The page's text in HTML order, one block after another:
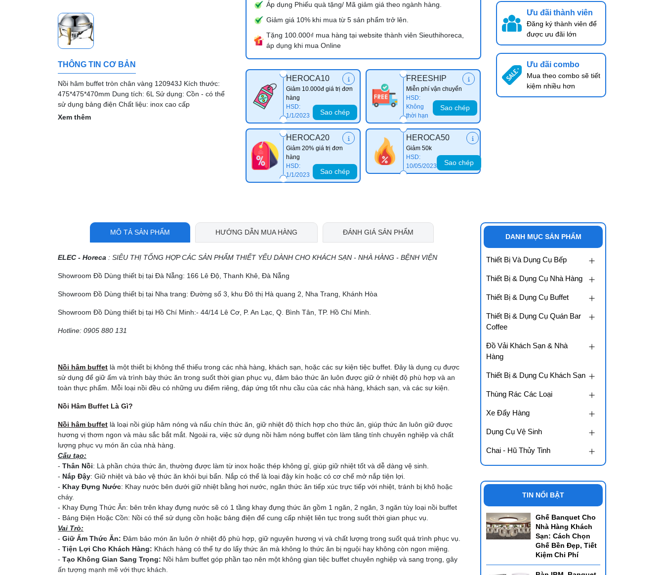
THÔNG TIN CƠ BẢN
Nồi hâm buffet tròn chân vàng 120943J Kích thước:
475*475*470mm Dung tích: 6L Sử dụng: Cồn - có thể
sử dụng bảng điện Chất liệu: inox cao cấp
Xem thêm
Áp dụng Phiếu quà tặng/ Mã giảm giá theo ngành hàng.
Giảm giá 10% khi mua từ 5 sản phẩm trở lên.
Tặng 100.000₫ mua hàng tại website thành viên Sieuthihoreca,
áp dụng khi mua Online
HEROCA10
Giảm 10.000đ giá trị đơn
hàng
HSD:
1/1/2023
Sao chép
FREESHIP
Miễn phí vận chuyển
HSD:
Không
thời hạn
Sao chép
HEROCA20
Giảm 20% giá trị đơn
hàng
HSD:
1/1/2023
Sao chép
HEROCA50
Giảm 50k
HSD:
10/05/2023
Sao chép
Ưu đãi thành viên
Đăng ký thành viên để
được ưu đãi lớn
Ưu đãi combo
Mua theo combo sẽ tiết
kiệm nhiều hơn
MÔ TẢ SẢN PHẨM HƯỚNG DẪN MUA HÀNG ĐÁNH GIÁ SẢN PHẨM
ELEC - Horeca : SIÊU THỊ TỔNG HỢP CÁC SẢN PHẨM THIẾT YẾU DÀNH CHO KHÁCH SẠN - NHÀ HÀNG - BỆNH VIỆN
Showroom Đồ Dùng thiết bị tại Đà Nẵng: 166 Lê Độ, Thanh Khê, Đà Nẵng
Showroom Đồ Dùng thiết bị tại Nha trang: Đường số 3, khu Đô thị Hà quang 2, Nha Trang, Khánh Hòa
Showroom Đồ Dùng thiết bị tại Hồ Chí Minh:- 44/14 Lê Cơ, P. An Lạc, Q. Bình Tân, TP. Hồ Chí Minh.
Hotline: 0905 880 131
Nồi hâm buffet là một thiết bị không thể thiếu trong các nhà hàng, khách sạn, hoặc các sự kiện tiệc buffet. Đây là dụng cụ được
sử dụng để giữ ấm và trình bày thức ăn trong suốt thời gian phục vụ, đảm bảo thức ăn luôn được giữ ở nhiệt độ phù hợp và an
toàn thực phẩm. Mỗi loại nồi đều có những ưu điểm riêng, đáp ứng tốt nhu cầu của các nhà hàng, khách sạn, và các sự kiện.
Nồi Hâm Buffet Là Gì?
Nồi hâm buffet là loại nồi giúp hâm nóng và nấu chín thức ăn, giữ nhiệt độ thích hợp cho thức ăn, giúp thức ăn luôn giữ được
hương vị thơm ngon và màu sắc bắt mắt. Ngoài ra, việc sử dụng nồi hâm nóng buffet còn làm tăng tính chuyên nghiệp và chất
lượng phục vụ món ăn của nhà hàng.
Cấu tạo:
- Thân Nồi: Là phần chứa thức ăn, thường được làm từ inox hoặc thép không gỉ, giúp giữ nhiệt tốt và dễ dàng vệ sinh.
- Nắp Đậy: Giữ nhiệt và bảo vệ thức ăn khỏi bụi bẩn. Nắp có thể là loại đậy kín hoặc có cơ chế mở nắp tiện lợi.
- Khay Đựng Nước: Khay nước bên dưới giữ nhiệt bằng hơi nước, ngăn thức ăn tiếp xúc trực tiếp với nhiệt, tránh bị khô hoặc
cháy.
- Khay Đựng Thức Ăn: bên trên khay đựng nước sẽ có 1 tầng khay đựng thức ăn gồm 1 ngăn, 2 ngăn, 3 ngăn tùy loại nồi buffet
- Bảng Điện Hoặc Cồn: Nồi có thể sử dụng cồn hoặc bảng điện để cung cấp nhiệt liên tục trong suốt thời gian phục vụ.
Vai Trò:
- Giữ Ấm Thức Ăn: Đảm bảo món ăn luôn ở nhiệt độ phù hợp, giữ nguyên hương vị và chất lượng trong suốt quá trình phục vụ.
- Tiện Lợi Cho Khách Hàng: Khách hàng có thể tự do lấy thức ăn mà không lo thức ăn bị nguội hay không còn ngon miệng.
- Tạo Không Gian Sang Trọng: Nồi hâm buffet góp phần tạo nên một không gian tiệc buffet chuyên nghiệp và sang trọng, gây
ấn tượng mạnh mẽ với thực khách.
DANH MỤC SẢN PHẨM
Thiết Bị Và Dụng Cụ Bếp
Thiết Bị & Dụng Cụ Nhà Hàng
Thiết Bị & Dụng Cụ Buffet
Thiết Bị & Dụng Cụ Quán Bar
Coffee
Đồ Vải Khách Sạn & Nhà
Hàng
Thiết Bị & Dụng Cụ Khách Sạn
Thùng Rác Các Loại
Xe Đẩy Hàng
Dụng Cụ Vệ Sinh
Chai - Hũ Thủy Tinh
TIN NỔI BẬT
Ghế Banquet Cho
Nhà Hàng Khách
Sạn: Cách Chọn
Ghế Bền Đẹp, Tiết
Kiệm Chi Phí